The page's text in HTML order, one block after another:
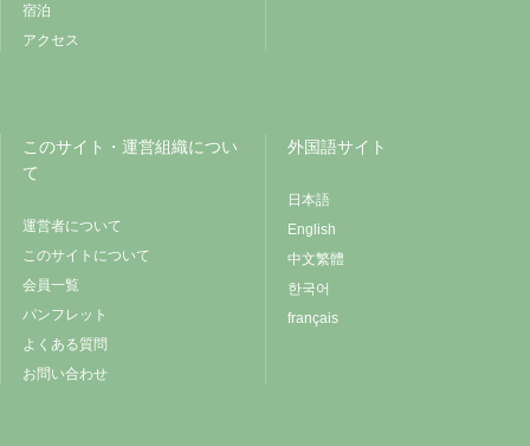
宿泊
アクセス
このサイト・運営組織につい
て
運営者について
このサイトについて
会員一覧
パンフレット
よくある質問
お問い合わせ
外国語サイト
日本語
English
中文繁體
한국어
français